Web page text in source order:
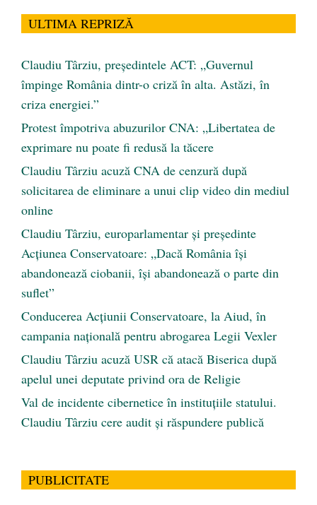
ULTIMA REPRIZĂ
Claudiu Târziu, președintele ACT: „Guvernul
împinge România dintr-o criză în alta. Astăzi, în
criza energiei.”
Protest împotriva abuzurilor CNA: „Libertatea de
exprimare nu poate fi redusă la tăcere
Claudiu Târziu acuză CNA de cenzură după
solicitarea de eliminare a unui clip video din mediul
online
Claudiu Târziu, europarlamentar și președinte
Acțiunea Conservatoare: „Dacă România își
abandonează ciobanii, își abandonează o parte din
suflet”
Conducerea Acțiunii Conservatoare, la Aiud, în
campania națională pentru abrogarea Legii Vexler
Claudiu Târziu acuză USR că atacă Biserica după
apelul unei deputate privind ora de Religie
Val de incidente cibernetice în instituțiile statului.
Claudiu Târziu cere audit și răspundere publică
PUBLICITATE